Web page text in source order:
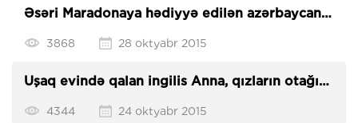
Əsəri Maradonaya hədiyyə edilən azərbaycanlı
3868 28 oktyabr 2015
Uşaq evində qalan ingilis Anna, qızların otağına
4344 24 oktyabr 2015